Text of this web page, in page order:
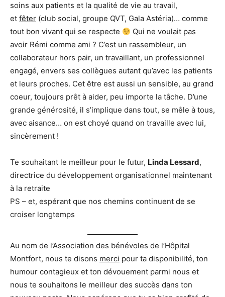
soins aux patients et la qualité de vie au travail,
et fêter (club social, groupe QVT, Gala Astéria)… comme
tout bon vivant qui se respecte
Qui ne voulait pas
avoir Rémi comme ami ? C’est un rassembleur, un
collaborateur hors pair, un travaillant, un professionnel
engagé, envers ses collègues autant qu’avec les patients
et leurs proches. Cet être est aussi un sensible, au grand
coeur, toujours prêt à aider, peu importe la tâche. D’une
grande générosité, il s’implique dans tout, se mêle à tous,
avec aisance… on est choyé quand on travaille avec lui,
sincèrement !
Te souhaitant le meilleur pour le futur, Linda Lessard,
directrice du développement organisationnel maintenant
à la retraite
PS – et, espérant que nos chemins continuent de se
croiser longtemps
Au nom de l’Association des bénévoles de l’Hôpital
Montfort, nous te disons merci pour ta disponibilité, ton
humour contagieux et ton dévouement parmi nous et
nous te souhaitons le meilleur des succès dans ton